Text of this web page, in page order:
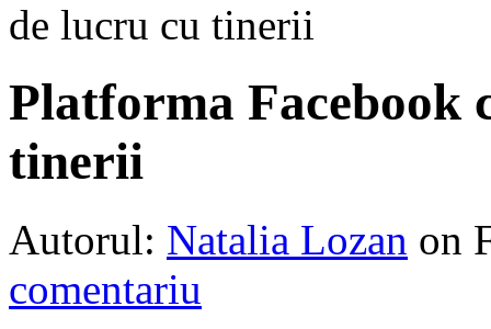
de lucru cu tinerii
Platforma Facebook
tinerii
Autorul: Natalia Lozan on
comentariu